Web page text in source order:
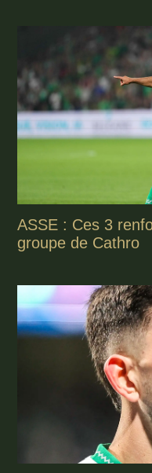
ASSE : Ces 3
groupe de Cathro